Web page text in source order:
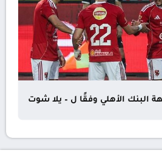
البنك الأهلي وفقًا ل – يلا شوت